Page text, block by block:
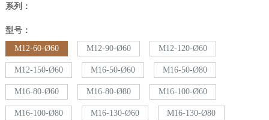
系列：
型号：
M12-60-Ø60
M12-90-Ø60 M12-120-Ø60
M12-150-Ø60 M16-50-Ø60 M16-50-Ø80
M16-80-Ø60 M16-80-Ø80 M16-100-Ø60
M16-100-Ø80 M16-130-Ø60 M16-130-Ø80